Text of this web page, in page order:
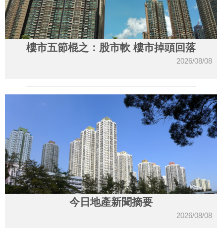
樓市五節棍之：股市軟 樓市掉頭回落
2026/08/08
今日地產新聞摘要
2026/08/08